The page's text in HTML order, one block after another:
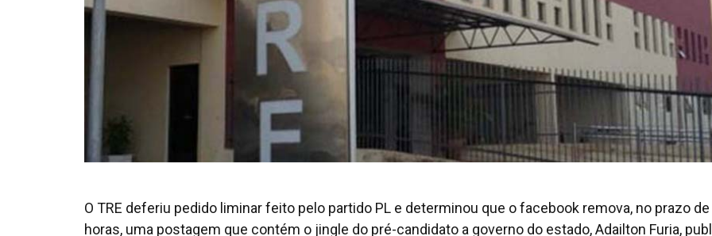
O TRE deferiu pedido liminar feito pelo partido PL e determinou que o facebook remova, no prazo
horas, uma postagem que contém o jingle do pré-candidato a governo do estado, Adailton Furia,